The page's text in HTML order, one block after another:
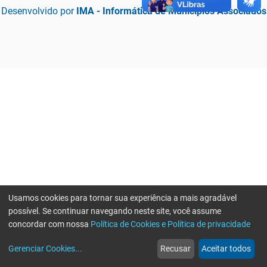
Desenvolvido por IMA - Informática de Municípios Associados
web
Notícias
more_horiz
Mais
Usamos cookies para tornar sua experiência a mais agradável
possível. Se continuar navegando neste site, você assume
concordar com nossa Política de Cookies e Política de privacidade
Gerenciar Cookies... Recusar Aceitar todos
Erro ao enviar informações, por favor tente novamente